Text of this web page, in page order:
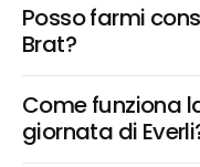
Posso farmi
Brat?
Come funziona
giornata di